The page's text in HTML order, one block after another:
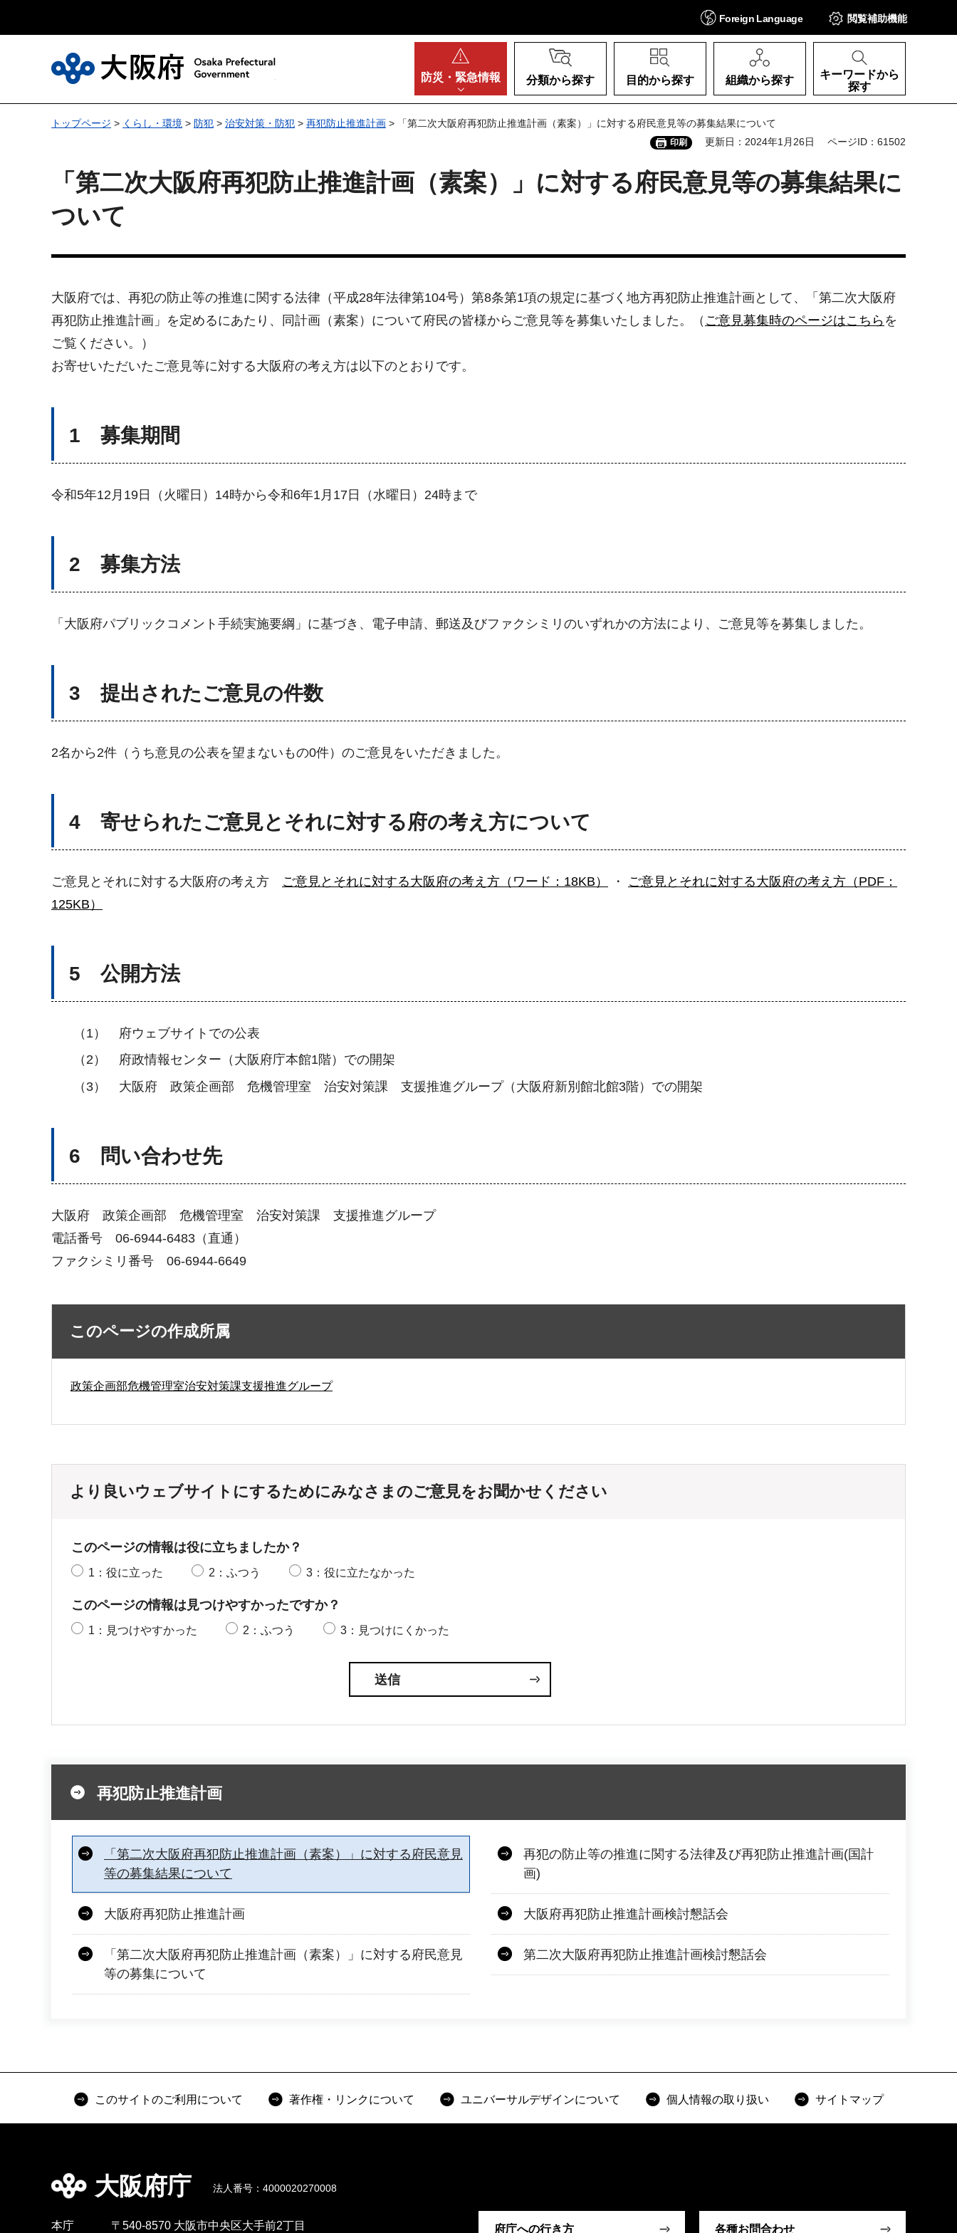
Foreign Language 閲覧補助機能
防災・ 緊急情報 分類から探す 目的から探す 組織から探す
キーワードから
探す
トップページ > くらし・環境 > 防犯 > 治安対策・防犯 > 再犯防止推進計画 > 「第二次大阪府再犯防止推進計画（素案）」に対する府民意見等の募集結果について
印刷 更新日：2024年1月26日 ページID：61502
「第二次大阪府再犯防止推進計画（素案）」に対する府民意見等の募集結果に
ついて
大阪府では、再犯の防止等の推進に関する法律（平成28年法律第104号）第8条第1項の規定に基づく地方再犯防止推進計画として、「第二次大阪府
再犯防止推進計画」を定めるにあたり、同計画（素案）について府民の皆様からご意見等を募集いたしました。（ ご意見募集時のページはこちら を
ご覧ください。）
お寄せいただいたご意見等に対する大阪府の考え方は以下のとおりです。
1 募集期間
令和5年12月19日（火曜日）14時から令和6年1月17日（水曜日）24時まで
2 募集方法
「大阪府パブリックコメント手続実施要綱」に基づき、電子申請、郵送及びファクシミリのいずれかの方法により、ご意見等を募集しました。
3 提出されたご意見の件数
2名から2件（うち意見の公表を望まないもの0件）のご意見をいただきました。
4 寄せられたご意見とそれに対する府の考え方について
ご意見とそれに対する大阪府の考え方 ご意見とそれに対する大阪府の考え方（ワード：18KB） ・ ご意見とそれに対する大阪府の考え方（PDF：
125KB）
5 公開方法
（1） 府ウェブサイトでの公表
（2） 府政情報センター（大阪府庁本館1階）での開架
（3） 大阪府 政策企画部 危機管理室 治安対策課 支援推進グループ（大阪府新別館北館3階）での開架
6 問い合わせ先
大阪府 政策企画部 危機管理室 治安対策課 支援推進グループ
電話番号 06-6944-6483（直通）
ファクシミリ番号 06-6944-6649
このページの作成所属
政策企画部危機管理室治安対策課支援推進グループ
より良いウェブサイトにするためにみなさまのご意見をお聞かせください
このページの情報は役に立ちましたか？
1：役に立った 2：ふつう 3：役に立たなかった
このページの情報は見つけやすかったですか？
1：見つけやすかった 2：ふつう 3：見つけにくかった
再犯防止推進計画
「第二次大阪府再犯防止推進計画（素案）」に対する府民意見
等の募集結果について
再犯の防止等の推進に関する法律及び再犯防止推進計画(国計
画)
大阪府再犯防止推進計画 大阪府再犯防止推進計画検討懇話会
「第二次大阪府再犯防止推進計画（素案）」に対する府民意見
等の募集について
第二次大阪府再犯防止推進計画検討懇話会
このサイトのご利用について 著作権・リンクについて ユニバーサルデザインについて 個人情報の取り扱い サイトマップ
大阪府庁 法人番号：4000020270008
本庁 〒540-8570 大阪市中央区大手前2丁目 府庁への行き方 各種お問合わせ